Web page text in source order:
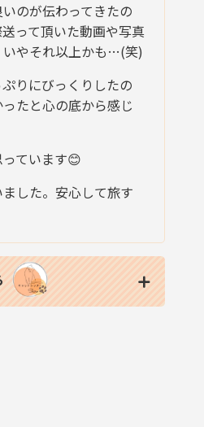
のが伝わってきたの
って頂いた動画や写真
やそれ以上かも…(笑)
りにびっくりしたの
たと心の底から感じ
ています😊
した。安心して旅す